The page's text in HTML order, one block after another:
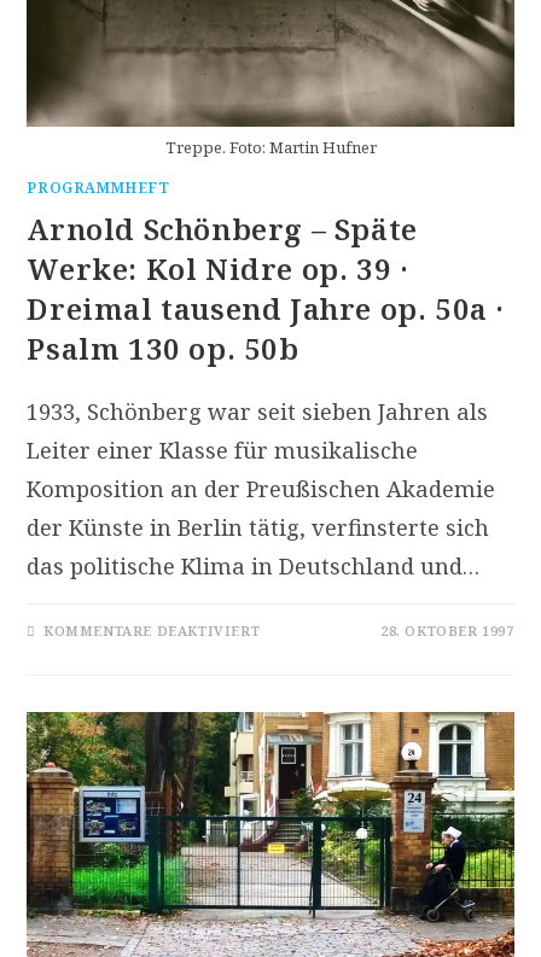
Treppe. Foto: Martin Hufner
PROGRAMMHEFT
Arnold Schönberg – Späte
Werke: Kol Nidre op. 39 ·
Dreimal tausend Jahre op. 50a ·
Psalm 130 op. 50b
1933, Schönberg war seit sieben Jahren als
Leiter einer Klasse für musikalische
Komposition an der Preußischen Akademie
der Künste in Berlin tätig, verfinsterte sich
das politische Klima in Deutschland und…
KOMMENTARE DEAKTIVIERTFÜR
WERKE:
KOL
NIDRE
OP.
39
·
DREIMAL
TAUSEND
JAHRE
OP.
50A
·
PSALM
130
OP.
50B
28. OKTOBER 1997